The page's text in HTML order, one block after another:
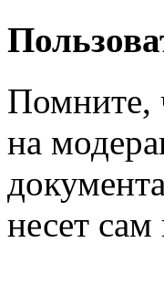
Помните,
на
несет сам